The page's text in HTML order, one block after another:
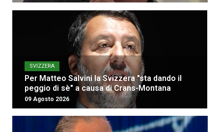
SVIZZERA
Per Matteo Salvini la Svizzera "sta dando il
peggio di sè" a causa di Crans-Montana
09 Agosto 2026